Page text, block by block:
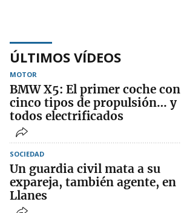
ÚLTIMOS VÍDEOS
MOTOR
BMW X5: El primer coche con
cinco tipos de propulsión… y
todos electrificados
SOCIEDAD
Un guardia civil mata a su
expareja, también agente, en
Llanes